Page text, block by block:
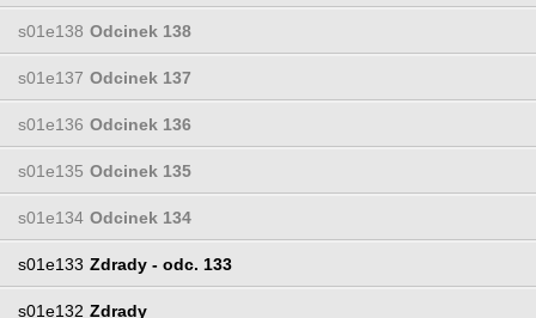
s01e138 Odcinek 138
s01e137 Odcinek 137
s01e136 Odcinek 136
s01e135 Odcinek 135
s01e134 Odcinek 134
s01e133 Zdrady - odc. 133
s01e132 Zdrady